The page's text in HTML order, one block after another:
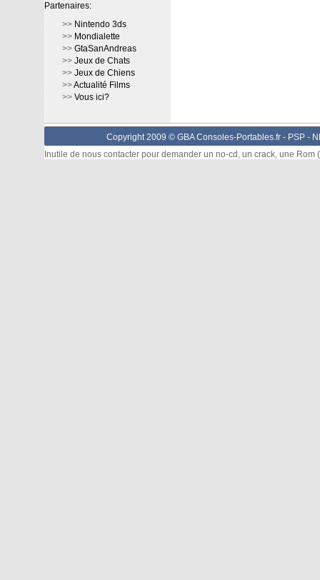
Partenaires:
>> Nintendo 3ds
>> Mondialette
>> GtaSanAndreas
>> Jeux de Chats
>> Jeux de Chiens
>>Actualité Films
>> Vous ici?
Copyright 2009 © GBA Consoles-Portables.fr - PSP-
Inutile de nous contacter pour demander un no-cd, un crack, une